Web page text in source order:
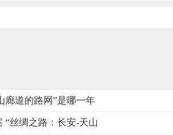
廊道的路网”是哪一年
“丝绸之路：长安-天山